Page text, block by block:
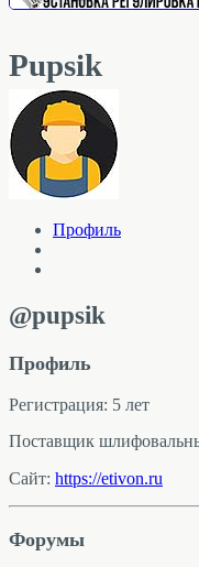
Pupsik
Профиль
@pupsik
Профиль
Регистрация: 5 лет
Поставщик
Сайт: https://etivon.ru
Форумы